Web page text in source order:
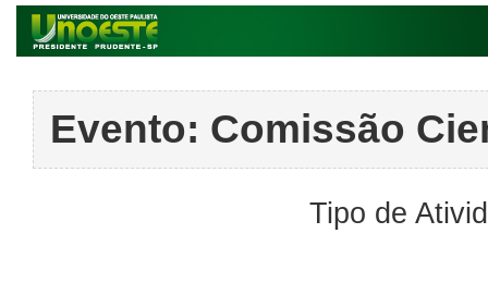
Evento: Comissão
Tipo de